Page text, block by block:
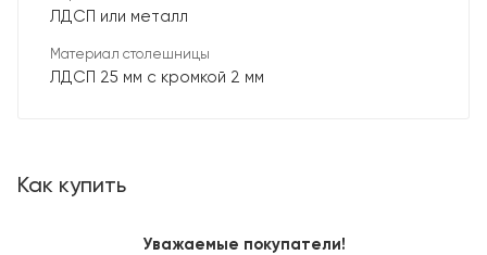
ЛДСП или металл
Материал столешницы
ЛДСП 25 мм с кромкой 2 мм
Как купить
Уважаемые покупатели!